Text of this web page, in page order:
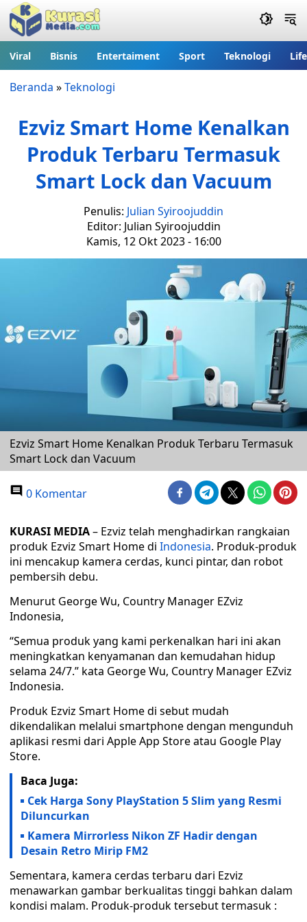
Viral Bisnis Entertaiment Sport Teknologi
Beranda »Teknologi
Ezviz Smart Home Kenalkan
Produk Terbaru Termasuk
Smart Lock dan Vacuum
Penulis: Julian Syiroojuddin
Editor: Julian Syiroojuddin
Kamis, 12 Okt 2023 - 16:00
Ezviz Smart Home Kenalkan Produk Terbaru Termasuk
Smart Lock dan Vacuum
0 Komentar
KURASI MEDIA– Ezviz telah menghadirkan rangkaian
produk Ezviz Smart Home di Indonesia. Produk-produk
ini mencakup kamera cerdas, kunci pintar, dan robot
pembersih debu.
Menurut George Wu, Country Manager EZviz
Indonesia,
“Semua produk yang kami perkenalkan hari ini akan
meningkatkan kenyamanan dan kemudahan hidup
selama 24/7.” kata George Wu, Country Manager EZviz
Indonesia.
Produk Ezviz Smart Home di sebut mudah
dikendalikan melalui smartphone dengan mengunduh
aplikasi resmi dari Apple App Store atau Google Play
Store.
Baca Juga:
Cek Harga Sony PlayStation 5 Slim yang Resmi
Diluncurkan
Kamera Mirrorless Nikon ZF Hadir dengan
Desain Retro Mirip FM2
Sementara, kamera cerdas terbaru dari Ezviz
menawarkan gambar berkualitas tinggi bahkan dalam
kondisi malam. Produk-produk tersebut termasuk :